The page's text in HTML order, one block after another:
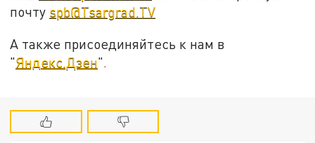
почту spb@Tsargrad.TV
А также присоединяйтесь к нам в
"Яндекс.Дзен".